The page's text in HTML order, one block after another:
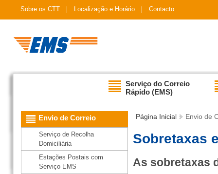
Sobre os CTT Localização e Horário Contacto
Serviço do Correio
Rápido (EMS)
Envio de Correio
Serviço de Recolha
Domiciliária
Estações Postais com
Serviço EMS
Página Inicial Envio de
Sobretaxas
As sobretaxas